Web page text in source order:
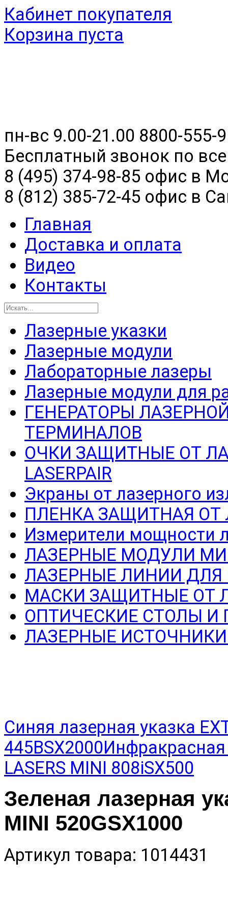
Кабинет покупателя
Корзина пуста
пн-вс 9.00-21.00 8800-555-
Бесплатный звонок по
8 (495) 374-98-85 офис в
8 (812) 385-72-45 офис в
Главная
Доставка и оплата
Видео
Контакты
Лазерные указки
Лазерные модули
Лабораторные лазеры
Лазерные модули для
ГЕНЕРАТОРЫ
ТЕРМИНАЛОВ
ОЧКИ ЗАЩИТНЫЕ ОТ
LASERPAIR
Экраны от лазерного
ПЛЕНКА ЗАЩИТНАЯ ОТ
Измерители мощности
ЛАЗЕРНЫЕ МОДУЛИ
ЛАЗЕРНЫЕ ЛИНИИ
МАСКИ ЗАЩИТНЫЕ ОТ
ОПТИЧЕСКИЕ СТОЛЫ И
ЛАЗЕРНЫЕ ИСТОЧНИКИ
Синяя лазерная указка
445BSX2000Инфракрасная
LASERS MINI 808iSX500
Зеленая лазерная
MINI 520GSX1000
Артикул товара: 1014431